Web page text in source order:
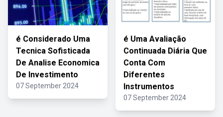
é Considerado Uma
Tecnica Sofisticada
De Analise Economica
De Investimento
07 September 2024
é Uma Avaliação
Continuada Diária Que
Conta Com
Diferentes
Instrumentos
07 September 2024